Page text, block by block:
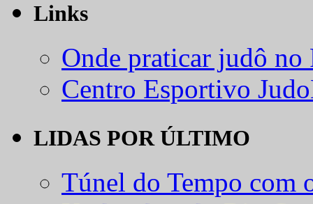
Links
Onde praticar judô
Centro Esportivo
LIDAS POR ÚLTIMO
Túnel do Tempo com